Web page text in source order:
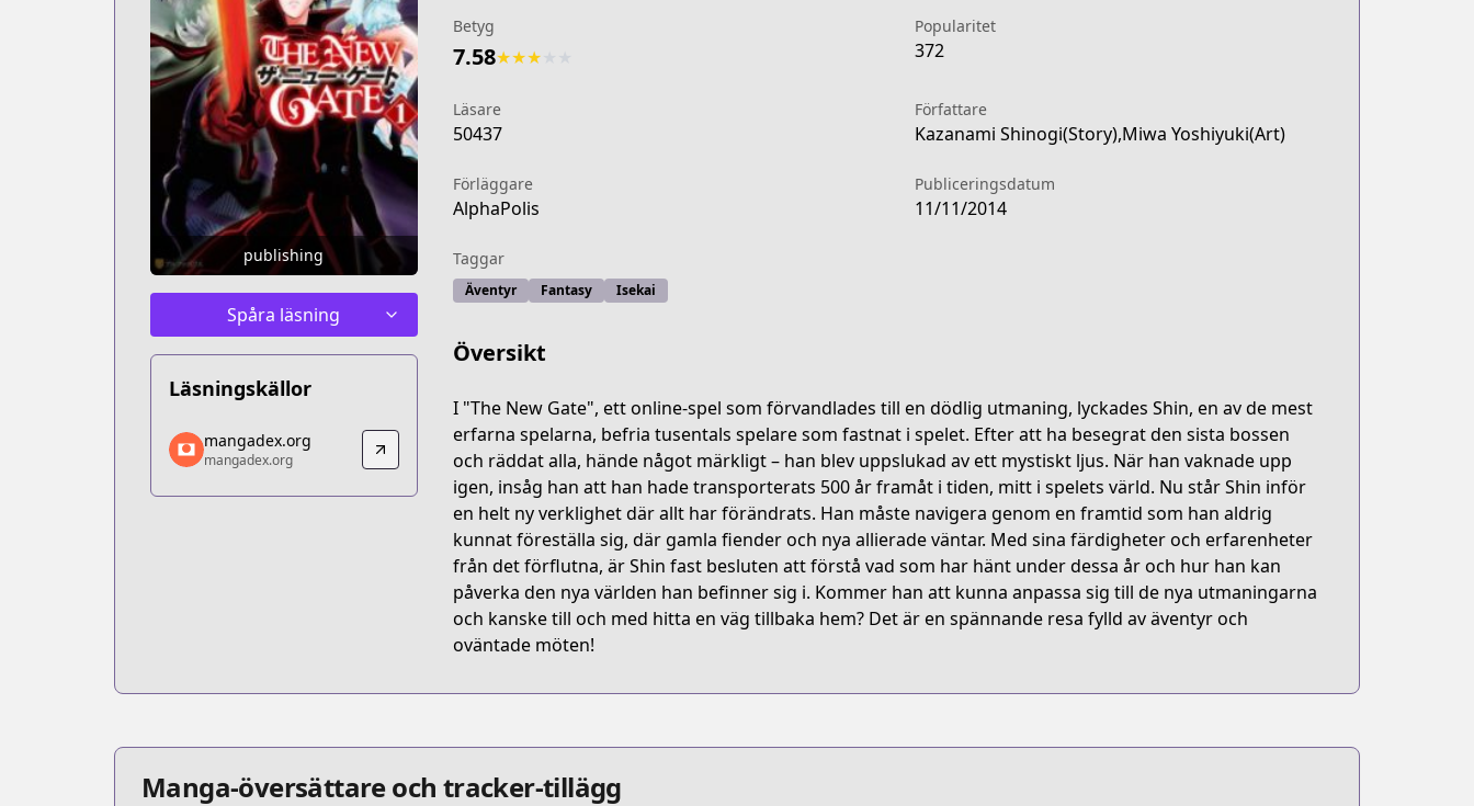
publishing
Spåra läsning
Läsningskällor
mangadex.org
mangadex.org
https://mangadex.org/title/69e218ec-93eb-4025-ae39-33d47b1160e0
mangadex.org
mangadex.org
Betyg
7.58★★★
Popularitet
372
Läsare
50437
Författare
Kazanami Shinogi(Story),Miwa Yoshiyuki(Art)
Förläggare
AlphaPolis
Publiceringsdatum
11/11/2014
Taggar
Äventyr Fantasy Isekai
Översikt
I "The New Gate", ett online-spel som förvandlades till en dödlig utmaning, lyckades Shin, en av de mest
erfarna spelarna, befria tusentals spelare som fastnat i spelet. Efter att ha besegrat den sista bossen
och räddat alla, hände något märkligt – han blev uppslukad av ett mystiskt ljus. När han vaknade upp
igen, insåg han att han hade transporterats 500 år framåt i tiden, mitt i spelets värld. Nu står Shin inför
en helt ny verklighet där allt har förändrats. Han måste navigera genom en framtid som han aldrig
kunnat föreställa sig, där gamla fiender och nya allierade väntar. Med sina färdigheter och erfarenheter
från det förflutna, är Shin fast besluten att förstå vad som har hänt under dessa år och hur han kan
påverka den nya världen han befinner sig i. Kommer han att kunna anpassa sig till de nya utmaningarna
och kanske till och med hitta en väg tillbaka hem? Det är en spännande resa fylld av äventyr och
oväntade möten!
Manga-översättare och tracker-tillägg